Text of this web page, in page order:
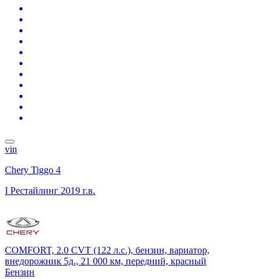
vin
Chery Tiggo 4
I Рестайлинг 2019 г.в.
COMFORT, 2.0 CVT (122 л.с.), бензин, вариатор,
внедорожник 5д., 21 000 км, передний, красный
Бензин